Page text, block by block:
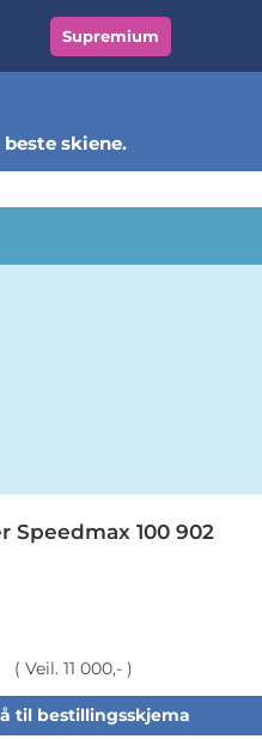
Supremium
skiene.
Speedmax 100 902
( Veil. 11 000,- )
til bestillingsskjema